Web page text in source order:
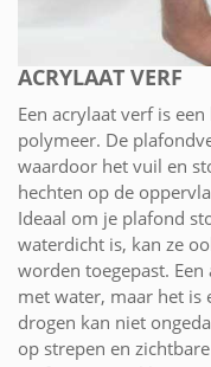
ACRYLAAT VERF
Een acrylaat verf is
polymeer. De
waardoor het vuil en
hechten op de
Ideaal om je plafond
waterdicht is, kan ze
worden toegepast.
met water, maar het is
drogen kan niet
op strepen en